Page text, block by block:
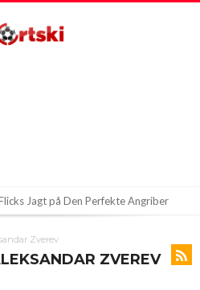
Jagt på Den Perfekte Angriber
med et nummer uden for
Zverev
ZVEREV